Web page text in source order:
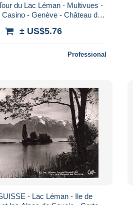
du Lac Léman - Multivues -
- Genève - Château de
± US$5.76
Professional
- Lac Léman - Ile de